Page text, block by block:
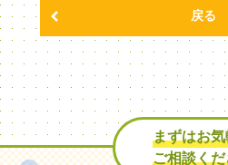
戻る
まずはお
ご相談く